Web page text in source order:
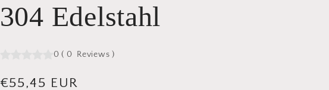
304 Edelstahl
0( 0 Reviews )
Normaler
€55,45 EUR